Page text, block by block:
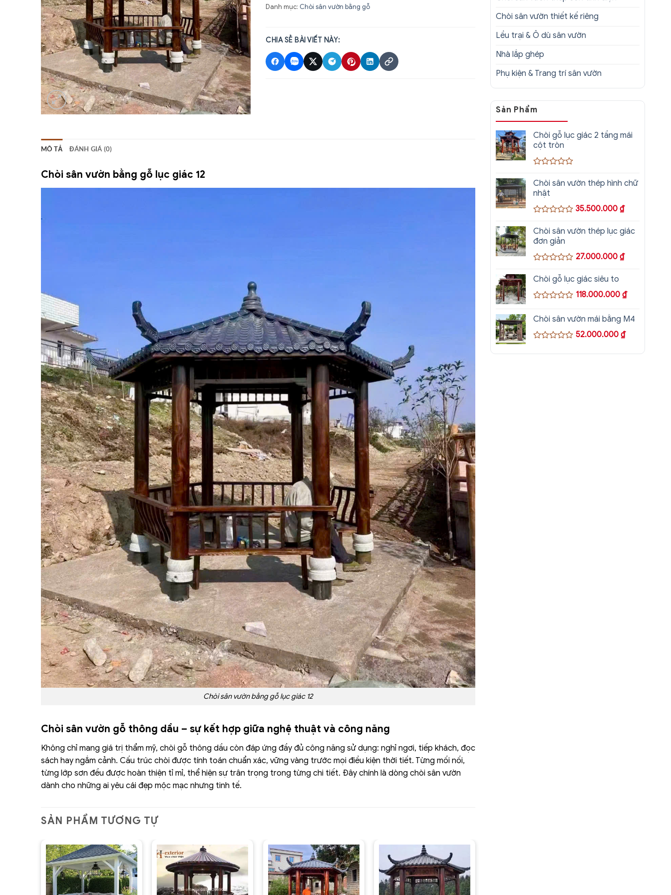
Chòi sân vườn thiết kế riêng
Lều trại & Ô dù sân vườn
Nhà lắp ghép
Phụ kiện & Trang trí sân vườn
Sản Phẩm
Chòi gỗ lục giác 2 tầng mái
cột tròn
xếp
hạng
0
5
sao
Chòi sân vườn thép hình chữ
nhật
xếp
hạng
0
5
sao
35.500.000 ₫
Chòi sân vườn thép lục giác
đơn giản
xếp
0
5
27.000.000 ₫
Chòi gỗ lục giác siêu to
xếp
hạng
0
5
118.000.000 ₫
Chòi sân vườn mái bằng M4
xếp
52.000.000 ₫
Danh mục: Chòi sân vườn bằng gỗ
CHIA SẺ BÀI VIẾT NÀY:
MÔ TẢ ĐÁNH GIÁ (0)
Chòi sân vườn bằng gỗ lục giác 12
Chòi sân vườn bằng gỗ lục giác 12
Chòi sân vườn gỗ thông dầu – sự kết hợp giữa nghệ thuật và công năng
Không chỉ mang giá trị thẩm mỹ, chòi gỗ thông dầu còn đáp ứng đầy đủ công năng sử dụng: nghỉ ngơi, tiếp khách, đọc
sách hay ngắm cảnh. Cấu trúc chòi được tính toán chuẩn xác, vững vàng trước mọi điều kiện thời tiết. Từng mối nối,
từng lớp sơn đều được hoàn thiện tỉ mỉ, thể hiện sự trân trọng trong từng chi tiết. Đây chính là dòng chòi sân vườn
dành cho những ai yêu cái đẹp mộc mạc nhưng tinh tế.
SẢN PHẨM TƯƠNG TỰ